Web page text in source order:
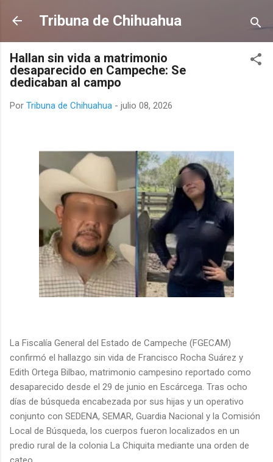
Ir al contenido principal
Tribuna de Chihuahua
Hallan sin vida a matrimonio
desaparecido en Campeche: Se
dedicaban al campo
Por Tribuna de Chihuahua - julio 08, 2026
La Fiscalía General del Estado de Campeche (FGECAM)
confirmó el hallazgo sin vida de Francisco Rocha Suárez y
Edith Ortega Bilbao, matrimonio campesino reportado como
desaparecido desde el 29 de junio en Escárcega. Tras ocho
días de búsqueda encabezada por sus hijas y un operativo
conjunto con SEDENA, SEMAR, Guardia Nacional y la Comisión
Local de Búsqueda, los cuerpos fueron localizados en un
predio rural de la colonia La Chiquita mediante una orden de